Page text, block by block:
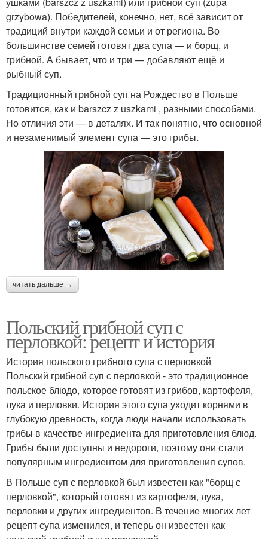
grzybowa). Победителей, конечно, нет, всё зависит от
традиций внутри каждой семьи и от региона. Во
большинстве семей готовят два супа — и борщ, и
грибной. А бывает, что и три — добавляют ещё и
рыбный суп.
Традиционный грибной суп на Рождество в Польше
готовится, как и barszcz z uszkami , разными способами.
Но отличия эти — в деталях. И так понятно, что основной
и незаменимый элемент супа — это грибы.
читать дальше →
Польский грибной суп с
перловкой: рецепт и история
История польского грибного супа с перловкой
Польский грибной суп с перловкой - это традиционное
польское блюдо, которое готовят из грибов, картофеля,
лука и перловки. История этого супа уходит корнями в
глубокую древность, когда люди начали использовать
грибы в качестве ингредиента для приготовления блюд.
Грибы были доступны и недороги, поэтому они стали
популярным ингредиентом для приготовления супов.
В Польше суп с перловкой был известен как "борщ с
перловкой", который готовят из картофеля, лука,
перловки и других ингредиентов. В течение многих лет
рецепт супа изменился, и теперь он известен как